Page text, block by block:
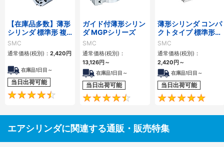
【在庫品多数】薄形
シリンダ 標準形 複
動・片ロッド CQ2
シリーズ
SMC
通常価格(税別)： 2,420 円
在庫品1日目～
当日出荷可能
4.5
ガイド付薄形シリン
ダ MGPシリーズ
SMC
通常価格(税別)：
13,126円 ～
在庫品1日目～
当日出荷可能
4.6
薄形シリンダ コンパ
クトタイプ 標準形
複動 片ロッド CQS
シリーズ
SMC
通常価格(税別)：
2,420 円 ～
在庫品1日目～
当日出荷可能
エアシリンダに関連する通販・販売特集